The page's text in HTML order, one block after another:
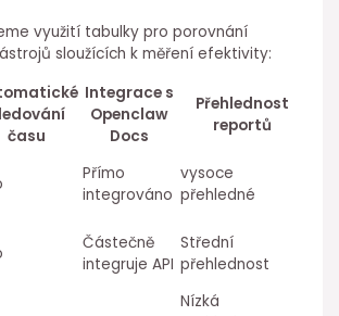
využití tabulky pro porovnání
sloužících k měření efektivity:
⁢času
Integrace s
Openclaw
Docs
Přehlednost
reportů
Přímo
⁣integrováno
vysoce
přehledné
Částečně
integruje API
Střední
přehlednost
Nízká